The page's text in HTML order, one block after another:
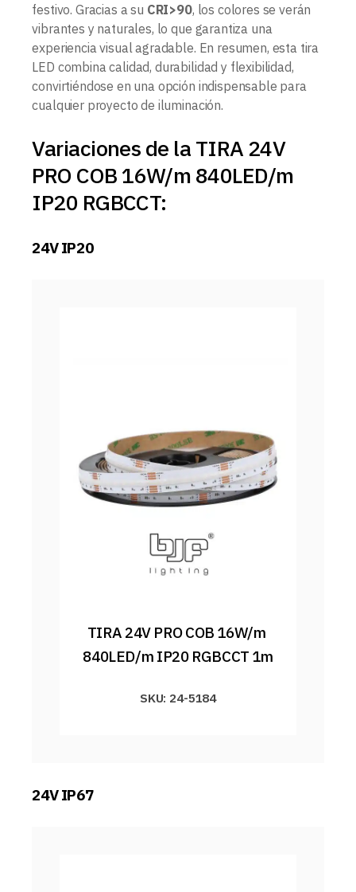
festivo. Gracias a su CRI>90, los colores se verán
vibrantes y naturales, lo que garantiza una
experiencia visual agradable. En resumen, esta tira
LED combina calidad, durabilidad y flexibilidad,
convirtiéndose en una opción indispensable para
cualquier proyecto de iluminación.
Variaciones de la TIRA 24V
PRO COB 16W/m 840LED/m
IP20 RGBCCT:
24V IP20
TIRA 24V PRO COB 16W/m
840LED/m IP20 RGBCCT 1m
SKU: 24-5184
24V IP67